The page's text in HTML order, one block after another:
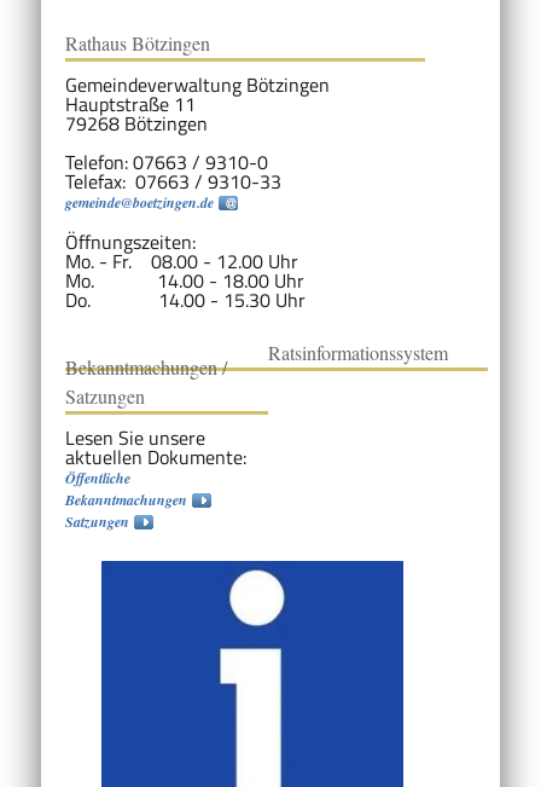
Rathaus Bötzingen
Gemeindeverwaltung Bötzingen
Hauptstraße 11
79268 Bötzingen
Telefon: 07663 / 9310-0
Telefax: 07663 / 9310-33
gemeinde@boetzingen.de
Öffnungszeiten:
Mo. - Fr. 08.00 - 12.00 Uhr
Mo. 14.00 - 18.00 Uhr
Do. 14.00 - 15.30 Uhr
Bekanntmachungen /
Satzungen
Lesen Sie unsere
aktuellen Dokumente:
Öffentliche
Bekanntmachungen
Satzungen
Ratsinformationssystem